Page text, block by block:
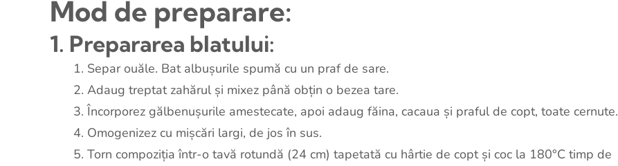
Mod de preparare:
1. Prepararea blatului:
Separ ouăle. Bat albușurile spumă cu un praf de sare.
Adaug treptat zahărul și mixez până obțin o bezea tare.
Încorporez gălbenușurile amestecate, apoi adaug făina, cacaua și praful de copt, toate cernute.
Omogenizez cu mișcări largi, de jos în sus.
Torn compoziția într-o tavă rotundă (24 cm) tapetată cu hârtie de copt și coc la 180°C timp de